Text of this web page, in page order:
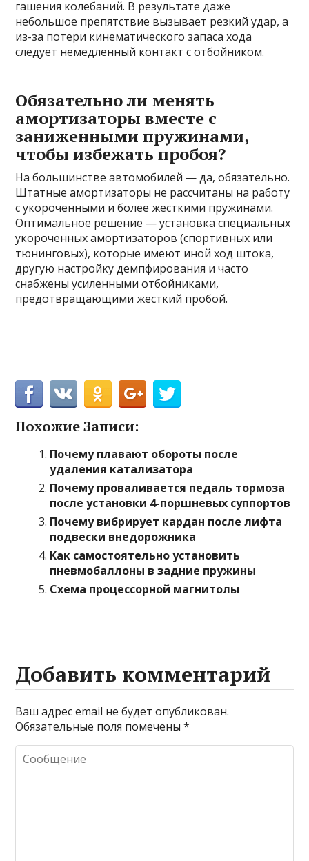
гашения колебаний. В результате даже
небольшое препятствие вызывает резкий удар, а
из-за потери кинематического запаса хода
следует немедленный контакт с отбойником.
Обязательно ли менять
амортизаторы вместе с
заниженными пружинами,
чтобы избежать пробоя?
На большинстве автомобилей — да, обязательно.
Штатные амортизаторы не рассчитаны на работу
с укороченными и более жесткими пружинами.
Оптимальное решение — установка специальных
укороченных амортизаторов (спортивных или
тюнинговых), которые имеют иной ход штока,
другую настройку демпфирования и часто
снабжены усиленными отбойниками,
предотвращающими жесткий пробой.
Похожие Записи:
Почему плавают обороты после
удаления катализатора
Почему проваливается педаль тормоза
после установки 4-поршневых суппортов
Почему вибрирует кардан после лифта
подвески внедорожника
Как самостоятельно установить
пневмобаллоны в задние пружины
Схема процессорной магнитолы
Добавить комментарий
Ваш адрес email не будет опубликован.
Обязательные поля помечены*